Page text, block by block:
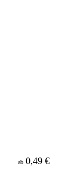
ab 0,49 €